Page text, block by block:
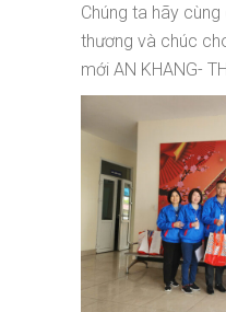
Chúng ta hãy
thương và chúc
mới AN KHANG-